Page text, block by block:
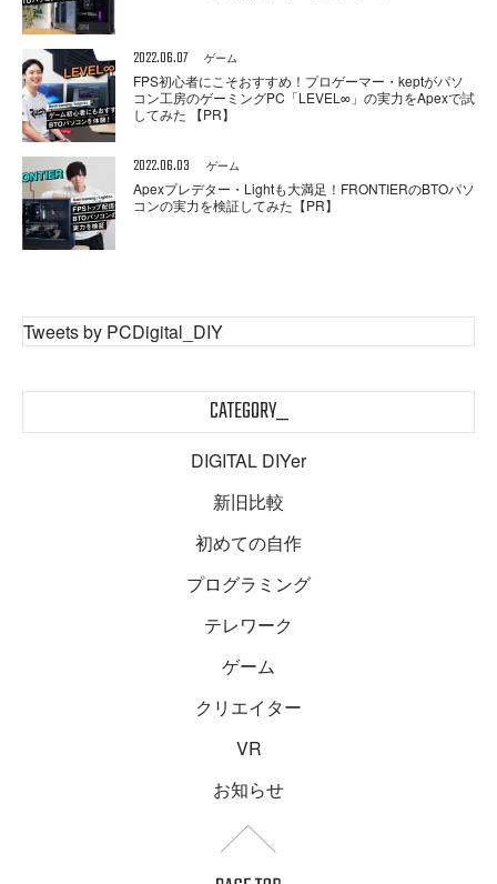
2022.06.07 ゲーム
FPS初心者にこそおすすめ！プロゲーマー・keptがパソ
コン工房のゲーミングPC「LEVEL∞」の実力をApexで試
してみた 【PR】
2022.06.03 ゲーム
Apexプレデター・Lightも大満足！FRONTIERのBTOパソ
コンの実力を検証してみた【PR】
Tweets by PCDigital_DIY
CATEGORY_
DIGITAL DIYer
新旧比較
初めての自作
プログラミング
テレワーク
ゲーム
クリエイター
VR
お知らせ